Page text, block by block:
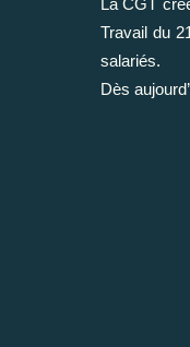
La CGT
Travail du
salariés.
Dès